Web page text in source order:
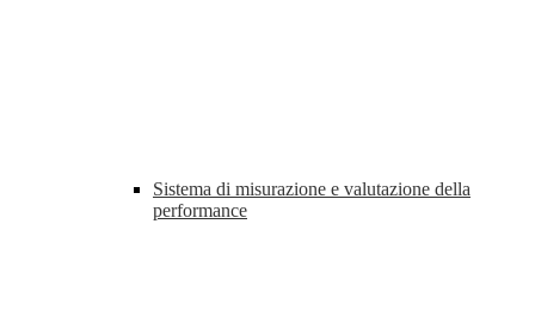
Sistema di misurazione e valutazione della
performance